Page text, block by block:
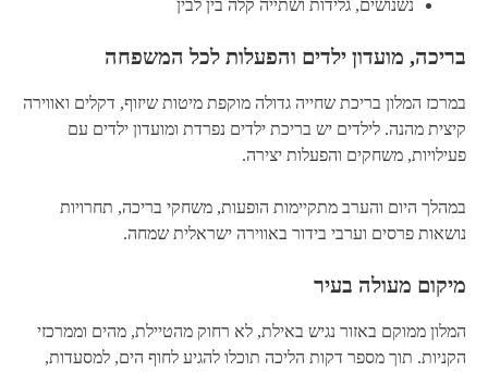
נשנושים, גלידות ושתייה קלה בין לבין
בריכה, מועדון ילדים והפעלות לכל המשפחה
במרכז המלון בריכת שחייה גדולה מוקפת מיטות שיזוף, דקלים ואווירה
קיצית מהנה. לילדים יש בריכת ילדים נפרדת ומועדון ילדים עם
פעילויות, משחקים והפעלות יצירה.
במהלך היום והערב מתקיימות הופעות, משחקי בריכה, תחרויות
נושאות פרסים וערבי בידור באווירה ישראלית שמחה.
מיקום מעולה בעיר
המלון ממוקם באזור נגיש באילת, לא רחוק מהטיילת, מהים וממרכזי
הקניות. תוך מספר דקות הליכה תוכלו להגיע לחוף הים, למסעדות,